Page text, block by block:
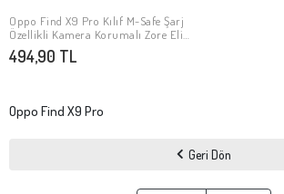
Stokta Yok
Oppo Find X9 Pro Kılıf M-Safe Şarj
Özellikli Kamera Korumalı Zore Elio
Sert PC Kapak
494,90 TL
Oppo Find X9 Pro
Geri Dön